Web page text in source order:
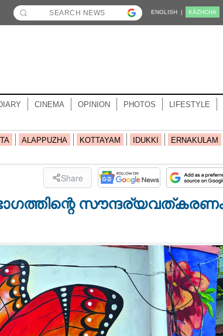
ENGLISH | KĀZHCHA
CINEMA OPINION PHOTOS LIFESTYLE
ALAPPUZHA KOTTAYAM IDUKKI
ERNAKULAM
Share